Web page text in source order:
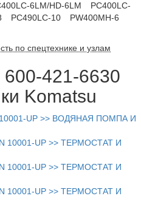
6LM/HD-6LM
PC400LC-
PC490LC-10 PW400MH-6
по спецтехнике и узлам
421-6630
Komatsu
10001-UP >> ВОДЯНАЯ ПОМПА И
10001-UP >> ТЕРМОСТАТ И
10001-UP >> ТЕРМОСТАТ И
10001-UP >> ТЕРМОСТАТ И